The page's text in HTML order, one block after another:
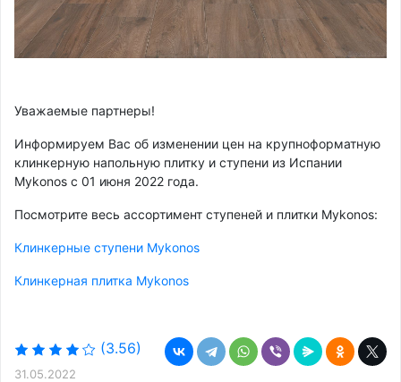
Уважаемые партнеры!
Информируем Вас об изменении цен на крупноформатную
клинкерную напольную плитку и ступени из Испании
Mykonos с 01 июня 2022 года.
Посмотрите весь ассортимент ступеней и плитки Mykonos:
Клинкерные ступени Mykonos
Клинкерная плитка Mykonos
(3.56)
31.05.2022